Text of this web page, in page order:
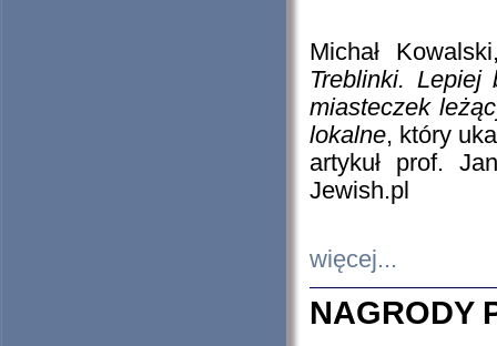
Michał
Treblinki. Lepiej
miasteczek
lokalne, który
artykuł prof.
Jewish.pl
więcej...
NAGRODY